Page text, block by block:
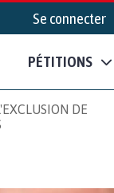
Se connecter
PÉTITIONS
DE